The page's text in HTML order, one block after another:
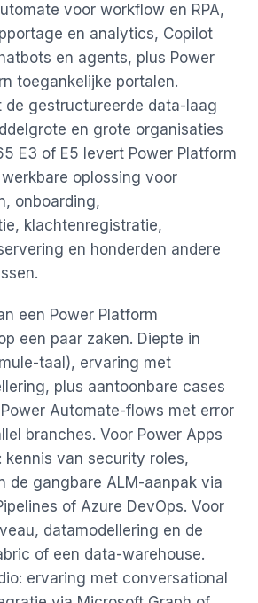
voor workflow en RPA,
en analytics, Copilot
en agents, plus Power
toegankelijke portalen.
de gestructureerde data-laag
en grote organisaties
E3 of E5 levert Power Platform
oplossing voor
onboarding,
klachtenregistratie,
en honderden andere
een Power Platform
een paar zaken. Diepte in
taal), ervaring met
plus aantoonbare cases
Automate-flows met error
branches. Voor Power Apps
kennis van security roles,
de gangbare ALM-aanpak via
of Azure DevOps. Voor
datamodellering en de
of een data-warehouse.
ervaring met conversational